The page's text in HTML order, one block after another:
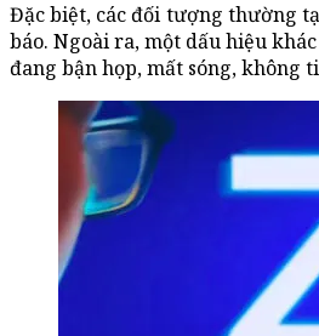
Đặc biệt, các đối tượng thường
báo. Ngoài ra, một dấu hiệu
đang bận họp, mất sóng, không